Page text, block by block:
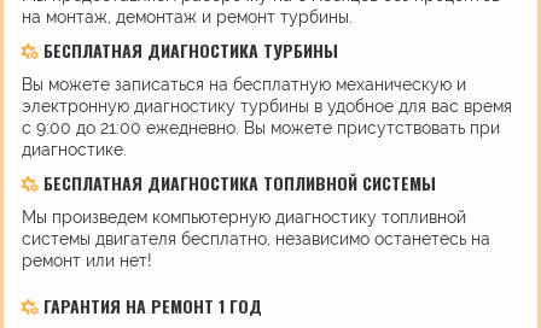
на монтаж, демонтаж и ремонт турбины.
БЕСПЛАТНАЯ ДИАГНОСТИКА ТУРБИНЫ
Вы можете записаться на бесплатную механическую и
электронную диагностику турбины в удобное для вас время
с 9:00 до 21:00 ежедневно. Вы можете присутствовать при
диагностике.
БЕСПЛАТНАЯ ДИАГНОСТИКА ТОПЛИВНОЙ СИСТЕМЫ
Мы произведем компьютерную диагностику топливной
системы двигателя бесплатно, независимо останетесь на
ремонт или нет!
ГАРАНТИЯ НА РЕМОНТ 1 ГОД